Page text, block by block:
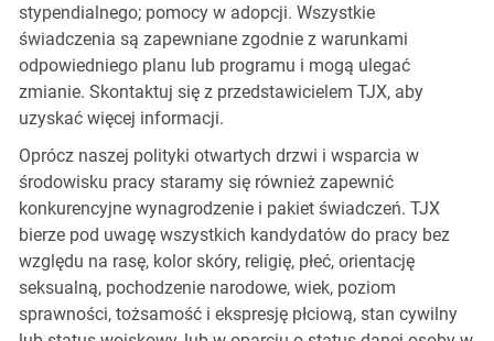
stypendialnego; pomocy w adopcji. Wszystkie
świadczenia są zapewniane zgodnie z warunkami
odpowiedniego planu lub programu i mogą ulegać
zmianie. Skontaktuj się z przedstawicielem TJX, aby
uzyskać więcej informacji.
Oprócz naszej polityki otwartych drzwi i wsparcia w
środowisku pracy staramy się również zapewnić
konkurencyjne wynagrodzenie i pakiet świadczeń. TJX
bierze pod uwagę wszystkich kandydatów do pracy bez
względu na rasę, kolor skóry, religię, płeć, orientację
seksualną, pochodzenie narodowe, wiek, poziom
sprawności, tożsamość i ekspresję płciową, stan cywilny